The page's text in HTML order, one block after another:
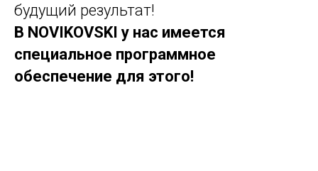
будущий результат!
В NOVIKOVSKI у нас имеется
специальное программное
обеспечение для этого!